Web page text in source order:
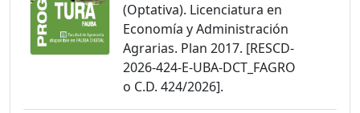
(Optativa). Licenciatura en
Economía y Administración
Agrarias. Plan 2017. [RESCD-
2026-424-E-UBA-DCT_FAGRO
o C.D. 424/2026].